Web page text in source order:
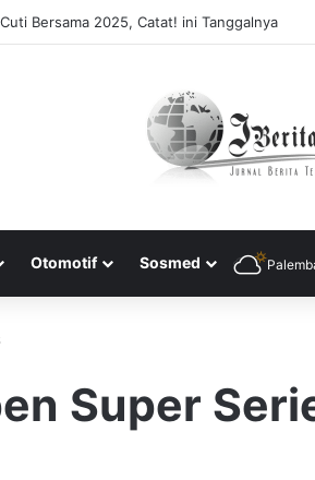
Bersama 2025, Catat! ini Tanggalnya
Otomotif Sosmed
Super